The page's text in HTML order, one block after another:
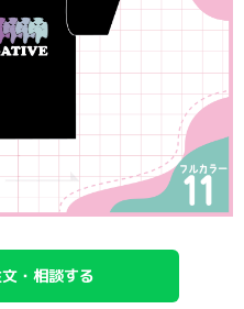
・相談する